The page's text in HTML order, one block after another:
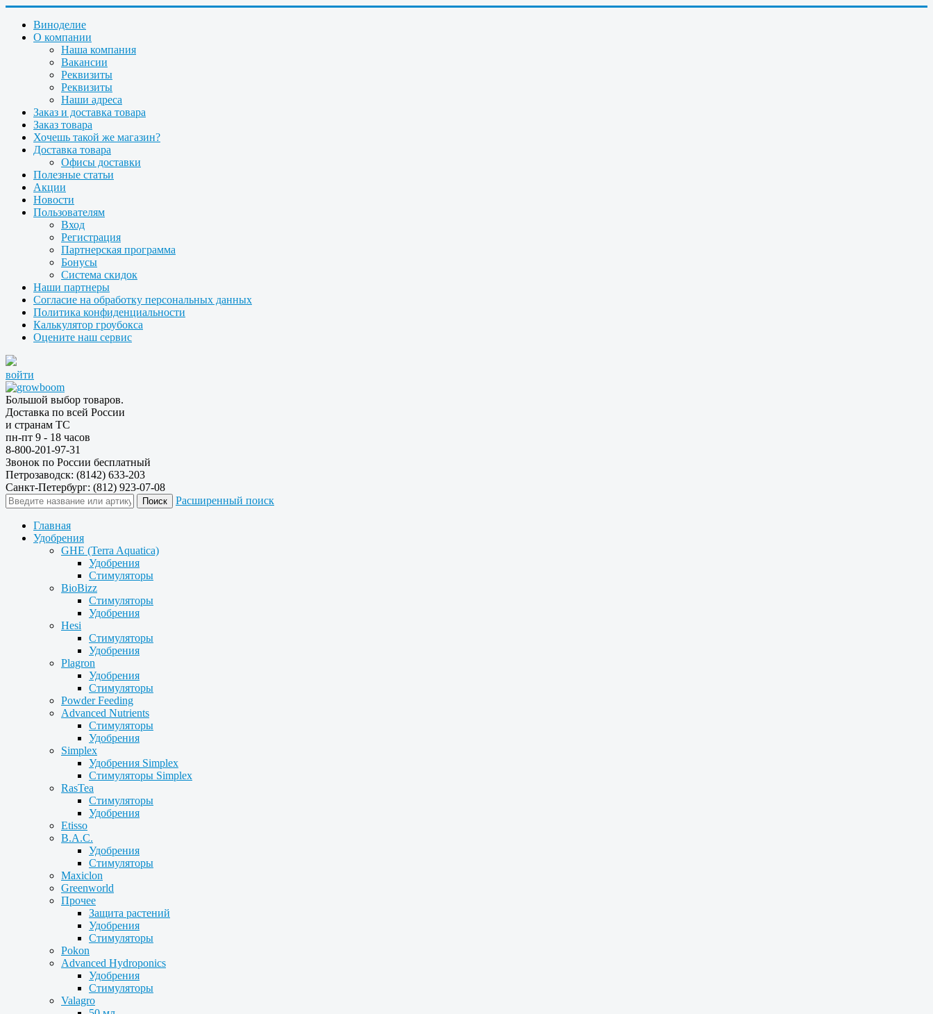
Виноделие
О компании
Наша компания
Вакансии
Реквизиты
Реквизиты
Наши адреса
Заказ и доставка товара
Заказ товара
Хочешь такой же магазин?
Доставка товара
Офисы доставки
Полезные статьи
Акции
Новости
Пользователям
Вход
Регистрация
Партнерская программа
Бонусы
Система скидок
Наши партнеры
Согласие на обработку персональных данных
Политика конфиденциальности
Калькулятор гроубокса
Оцените наш сервис
войти
Большой выбор товаров.
Доставка по всей России
и странам ТС
пн-пт 9 - 18 часов
8-800-201-97-31
Звонок по России бесплатный
Петрозаводск: (8142) 633-203
Санкт-Петербург: (812) 923-07-08
Расширенный поиск
Главная
Удобрения
GHE (Terra Aquatica)
Удобрения
Стимуляторы
BioBizz
Стимуляторы
Удобрения
Hesi
Стимуляторы
Удобрения
Plagron
Удобрения
Стимуляторы
Powder Feeding
Advanced Nutrients
Стимуляторы
Удобрения
Simplex
Удобрения Simplex
Стимуляторы Simplex
RasTea
Стимуляторы
Удобрения
Etisso
B.A.C.
Удобрения
Стимуляторы
Maxiclon
Greenworld
Прочее
Защита растений
Удобрения
Стимуляторы
Pokon
Advanced Hydroponics
Удобрения
Стимуляторы
Valagro